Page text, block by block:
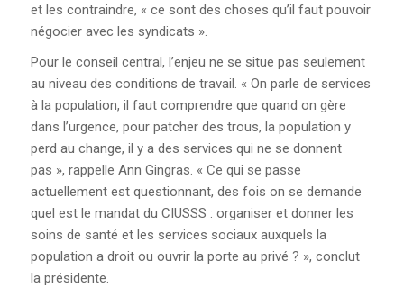
et les contraindre, « ce sont des choses qu’il faut pouvoir
négocier avec les syndicats ».
Pour le conseil central, l’enjeu ne se situe pas seulement
au niveau des conditions de travail. « On parle de services
à la population, il faut comprendre que quand on gère
dans l’urgence, pour patcher des trous, la population y
perd au change, il y a des services qui ne se donnent
pas », rappelle Ann Gingras. « Ce qui se passe
actuellement est questionnant, des fois on se demande
quel est le mandat du CIUSSS : organiser et donner les
soins de santé et les services sociaux auxquels la
population a droit ou ouvrir la porte au privé ? », conclut
la présidente.